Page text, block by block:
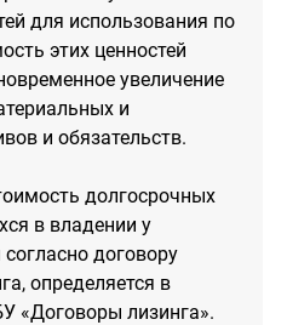
для использования по
этих ценностей
увеличение
и
и обязательств.
долгосрочных
в владении у
договору
определяется в
«Договоры лизинга».